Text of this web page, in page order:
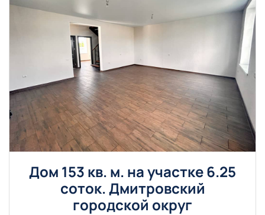
Дом 153 кв. м. на участке 6.25
соток. Дмитровский
городской округ